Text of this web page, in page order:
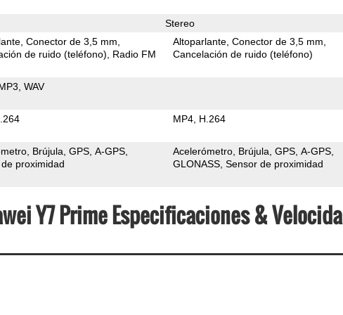
Stereo
Conector de 3,5 mm
de ruido (teléfono)
Radio FM
Altoparlante Conector de 3,5 mm
Cancelación de ruido (teléfono)
WAV
MP4 H.264
Brújula GPS A-GPS
proximidad
Acelerómetro Brújula GPS A-GPS
GLONASS Sensor de proximidad
Y7 Prime Especificaciones &